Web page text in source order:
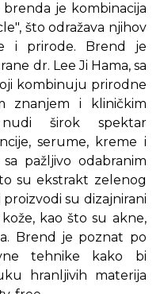
je kombinacija
što odražava njihov
i prirode. Brend je
dr. Lee Ji Hama, sa
kombinuju prirodne
znanjem i kliničkim
nudi širok spektar
serume, kreme i
pažljivo odabranim
su ekstrakt zelenog
proizvodi su dizajnirani
kao što su akne,
Brend je poznat po
tehnike kako bi
hranljivih materija